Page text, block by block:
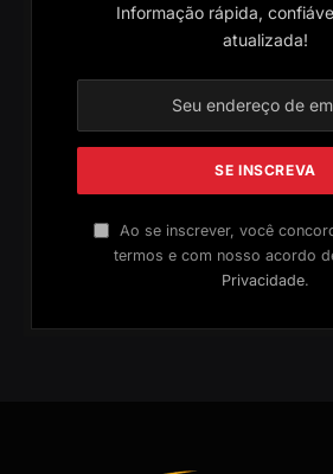
Informação rápida,
atualizada!
Ao se inscrever, você
termos e com nosso acordo
Privacidade.